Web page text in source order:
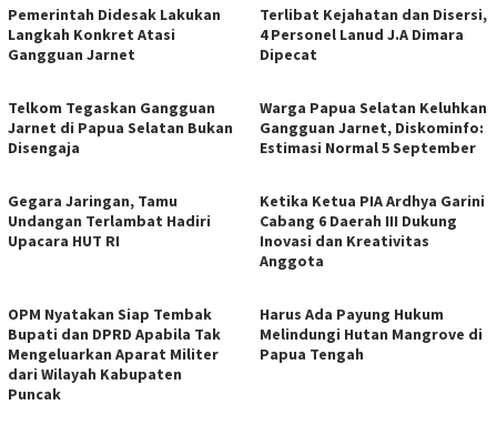
Pemerintah Didesak Lakukan
Langkah Konkret Atasi
Gangguan Jarnet
Terlibat Kejahatan dan Disersi,
4 Personel Lanud J.A Dimara
Dipecat
Telkom Tegaskan Gangguan
Jarnet di Papua Selatan Bukan
Disengaja
Warga Papua Selatan Keluhkan
Gangguan Jarnet, Diskominfo:
Estimasi Normal 5 September
Gegara Jaringan, Tamu
Undangan Terlambat Hadiri
Upacara HUT RI
Ketika Ketua PIA Ardhya Garini
Cabang 6 Daerah III Dukung
Inovasi dan Kreativitas
Anggota
OPM Nyatakan Siap Tembak
Bupati dan DPRD Apabila Tak
Mengeluarkan Aparat Militer
dari Wilayah Kabupaten
Puncak
Harus Ada Payung Hukum
Melindungi Hutan Mangrove di
Papua Tengah